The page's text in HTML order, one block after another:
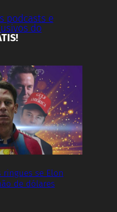
podcasts e
do
ringues se Elon
de dólares